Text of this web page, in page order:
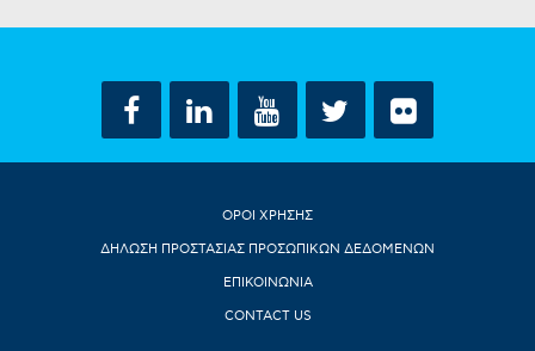
ΟΡΟΙ ΧΡΗΣΗΣ
ΔΗΛΩΣΗ ΠΡΟΣΤΑΣΙΑΣ ΠΡΟΣΩΠΙΚΩΝ ΔΕΔΟΜΕΝΩΝ
ΕΠΙΚΟΙΝΩΝΙΑ
CONTACT US